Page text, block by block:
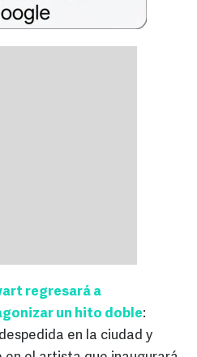
regresará a
un hito doble:
en la ciudad y